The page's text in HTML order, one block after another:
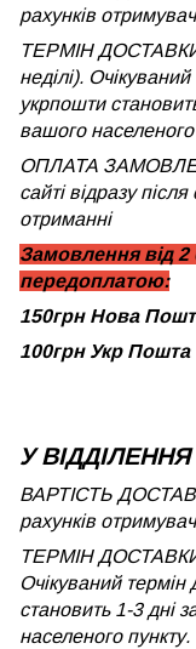
рахунків
ТЕРМІН ДОСТАВКИ
неділі).
укрпошти
вашого населеного
ОПЛАТА
сайті відразу
отриманні
Замовлення від
передоплатою:
150грн Нова
100грн Укр Пошта
У
ВАРТІСТЬ
рахунків
ТЕРМІН ДОСТАВКИ
Очікуваний термін
становить 1-3 дні
населеного пункту.